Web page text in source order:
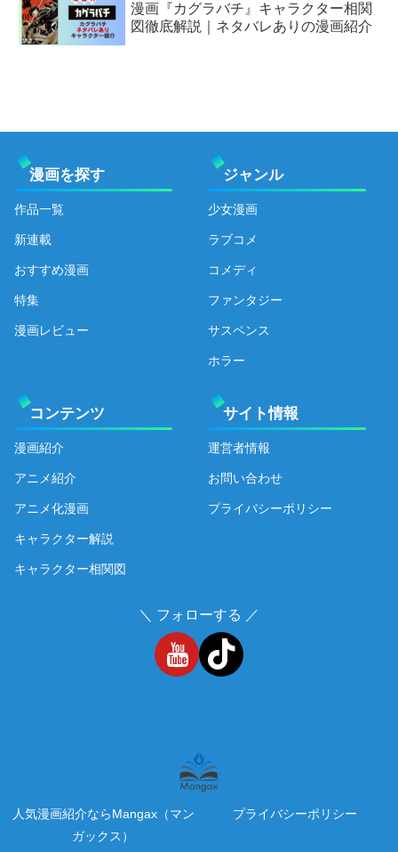
漫画『カグラバチ』キャラクター相関
図徹底解説｜ネタバレありの漫画紹介
漫画を探す
作品一覧
新連載
おすすめ漫画
特集
漫画レビュー
ジャンル
少女漫画
ラブコメ
コメディ
ファンタジー
サスペンス
ホラー
コンテンツ
漫画紹介
アニメ紹介
アニメ化漫画
キャラクター解説
キャラクター相関図
サイト情報
運営者情報
お問い合わせ
プライバシーポリシー
＼ フォローする ／
人気漫画紹介ならMangax（マン
ガックス）
プライバシーポリシー